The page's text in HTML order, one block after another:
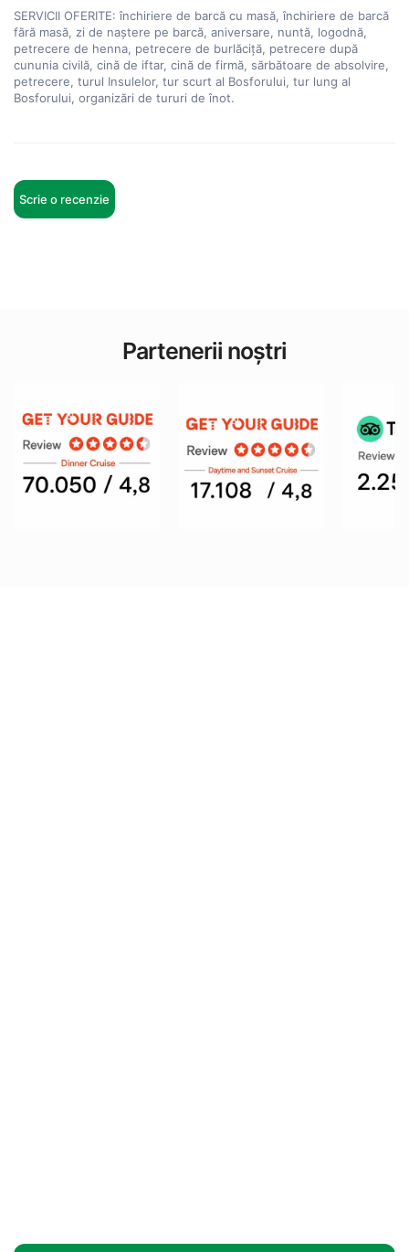
SERVICII OFERITE: închiriere de barcă cu masă, închiriere de barcă
fără masă, zi de naștere pe barcă, aniversare, nuntă, logodnă,
petrecere de henna, petrecere de burlăciță, petrecere după
cununia civilă, cină de iftar, cină de firmă, sărbătoare de absolvire,
petrecere, turul Insulelor, tur scurt al Bosforului, tur lung al
Bosforului, organizări de tururi de înot.
Scrie o recenzie
Partenerii noștri